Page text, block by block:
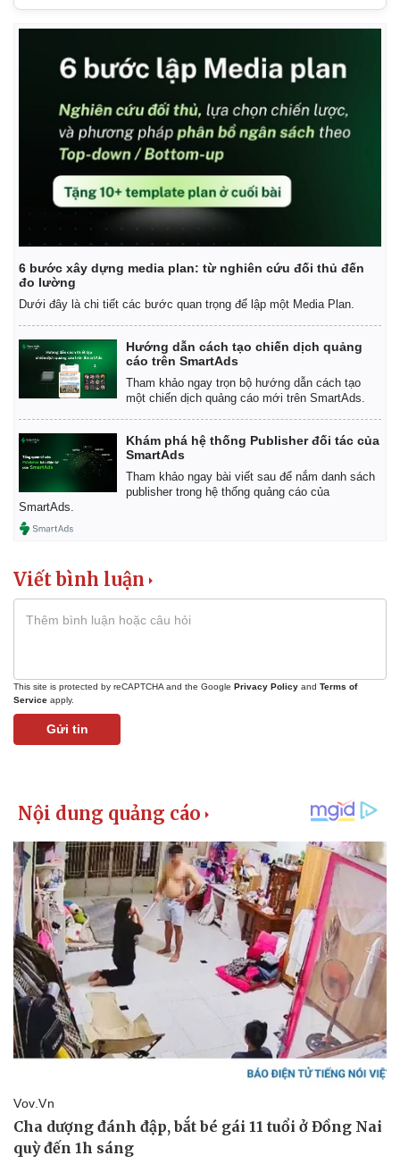
Bất động sản
Khởi nghiệp
Giá vàng
6 bước xây dựng media plan: từ nghiên cứu đối thủ đến
đo lường
Dưới đây là chi tiết các bước quan trọng để lập một Media Plan.
Hướng dẫn cách tạo chiến dịch quảng
cáo trên SmartAds
Tham khảo ngay trọn bộ hướng dẫn cách tạo
một chiến dịch quảng cáo mới trên SmartAds.
Khám phá hệ thống Publisher đối tác của
SmartAds
Tham khảo ngay bài viết sau để nắm danh sách
publisher trong hệ thống quảng cáo của
SmartAds.
Viết bình luận
This site is protected by reCAPTCHA and the Google Privacy Policy and Terms of
Service apply.
Gửi tin